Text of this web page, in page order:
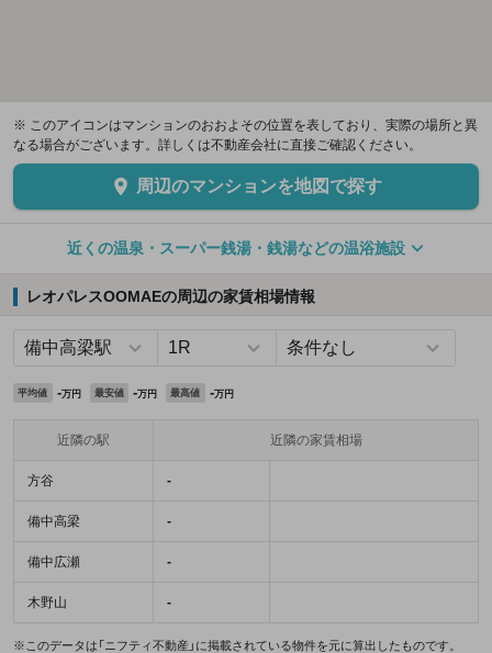
※ このアイコンはマンションのおおよその位置を表しており、実際の場所と異
なる場合がございます。詳しくは不動産会社に直接ご確認ください。
周辺のマンションを地図で探す
近くの温泉・スーパー銭湯・銭湯などの温浴施設
レオパレスOOMAEの周辺の家賃相場情報
平均値 -万円 最安値 -万円 最高値 -万円
近隣の駅 近隣の家賃相場
方谷 -
備中高梁 -
備中広瀬 -
木野山 -
※このデータは「ニフティ不動産」に掲載されている物件を元に算出したものです。